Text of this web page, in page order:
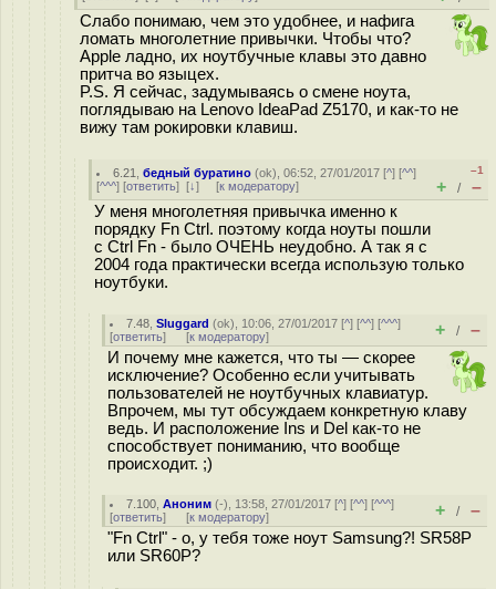
Слабо понимаю, чем это удобнее, и нафига
ломать многолетние привычки. Чтобы что?
Apple ладно, их ноутбучные клавы это давно
притча во языцех.
P.S. Я сейчас, задумываясь о смене ноута,
поглядываю на Lenovo IdeaPad Z5170, и как-то не
вижу там рокировки клавиш.
6.21 ,бедный буратино (ok), 06:52, 27/01/2017 [^] [^^]
[^^^] [ответить] [↓] [к модератору]
–1
+ / –
У меня многолетняя привычка именно к
порядку Fn Ctrl. поэтому когда ноуты пошли
с Ctrl Fn - было ОЧЕНЬ неудобно. А так я с
2004 года практически всегда использую только
ноутбуки.
7.48 ,Sluggard (ok), 10:06, 27/01/2017 [^] [^^] [^^^]
[ответить] [к модератору] + / –
И почему мне кажется, что ты — скорее
исключение? Особенно если учитывать
пользователей не ноутбучных клавиатур.
Впрочем, мы тут обсуждаем конкретную клаву
ведь. И расположение Ins и Del как-то не
способствует пониманию, что вообще
происходит. ;)
7.100 ,Аноним (-), 13:58, 27/01/2017 [^] [^^] [^^^]
[ответить] [к модератору] + / –
"Fn Ctrl" - о, у тебя тоже ноут Samsung?! SR58P
или SR60P?